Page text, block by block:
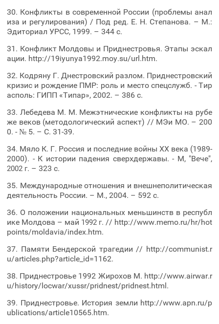
30. Конфликты в современной России (проблемы анал
иза и регулирования) / Под ред. Е. Н. Степанова. – М.:
Эдиториал УРСС, 1999. – 344 с.
31. Конфликт Молдовы и Приднестровья. Этапы эскал
ации. http://19iyunya1992.moy.su/url.htm.
32. Кодряну Г. Днестровский разлом. Приднестровский
кризис и рождение ПМР: роль и место спецслужб. - Тир
асполь: ГИПП «Типар», 2002. – 386 c.
33. Лебедева М. М. Межэтнические конфликты на рубе
же веков (методологический аспект) // МЭи МО. – 200
0. - № 5. – С. 31-39.
34. Мяло К. Г. Россия и последние войны XX века (1989-
2000). - К истории падения сверхдержавы. - М, "Вече",
2002 г. – 323 с.
35. Международные отношения и внешнеполитическая
деятельность России. – М., 2004. – 592 с.
36. О положении национальных меньшинств в республ
ике Молдова – май 1992 г. // http://www.memo.ru/hr/hot
points/moldavia/index.htm.
37. Памяти Бендерской трагедии // http://communist.r
u/articles.php?article_id=1162.
38. Приднестровье 1992 Жирохов М. http://www.airwar.r
u/history/locwar/xussr/pridnest/pridnest.html.
39. Приднестровье. История земли http://www.apn.ru/p
ublications/article10565.htm.